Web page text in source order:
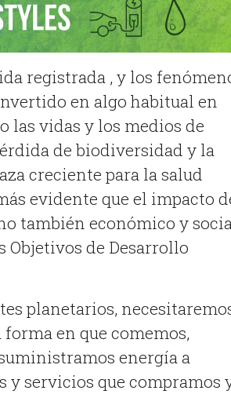
registrada , y los
en algo habitual en
las vidas y los medios de
de biodiversidad y la
creciente para la salud
evidente que el impacto
también económico y
Objetivos de Desarrollo
planetarios,
en que comemos,
energía a
y servicios que compramos